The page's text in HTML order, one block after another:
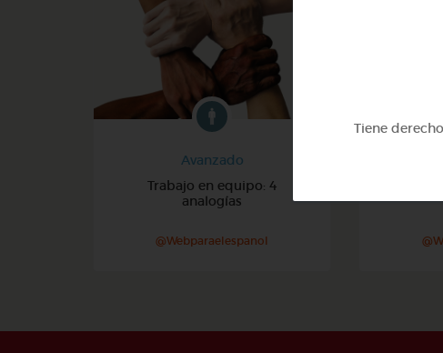
Avanzado
Trabajo en equipo: 4
analogías
@Webparaelespanol
Tiene